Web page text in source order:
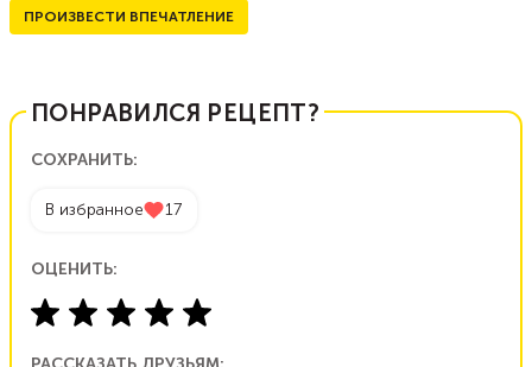
ПРОИЗВЕСТИ ВПЕЧАТЛЕНИЕ
ПОНРАВИЛСЯ РЕЦЕПТ?
СОХРАНИТЬ:
В избранное 17
ОЦЕНИТЬ: